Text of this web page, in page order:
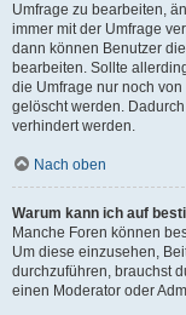
Umfrage zu bearbeiten,
immer mit der Umfrage
dann können Benutzer
bearbeiten. Sollte
die Umfrage nur noch
gelöscht werden.
verhindert werden.
Nach oben
Warum kann ich auf
Manche Foren können
Um diese einzusehen,
durchzuführen, brauchst
einen Moderator oder